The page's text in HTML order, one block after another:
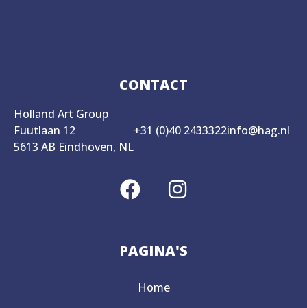
CONTACT
Holland Art Group
Fuutlaan 12
5613 AB Eindhoven, NL
+31 (0)40 2433322info@hag.nl
PAGINA'S
Home